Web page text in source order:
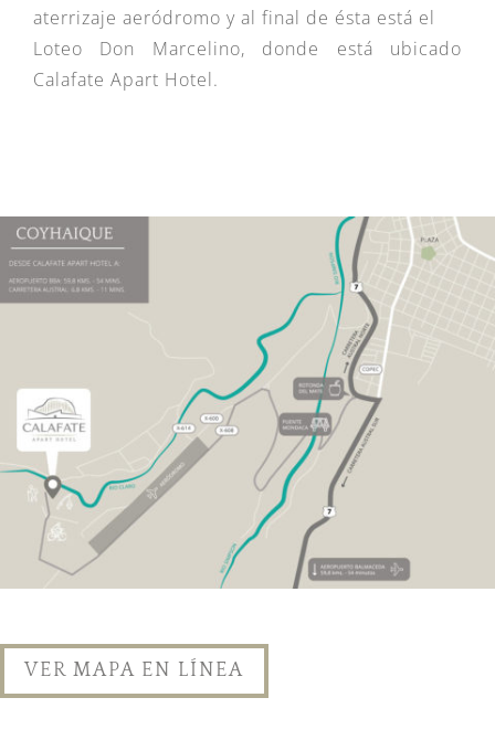
aterrizaje aeródromo y al final de ésta está el
Loteo Don Marcelino, donde está ubicado
Calafate Apart Hotel.
VER MAPA EN LÍNEA